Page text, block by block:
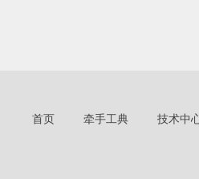
首页 牵手工典 技术中